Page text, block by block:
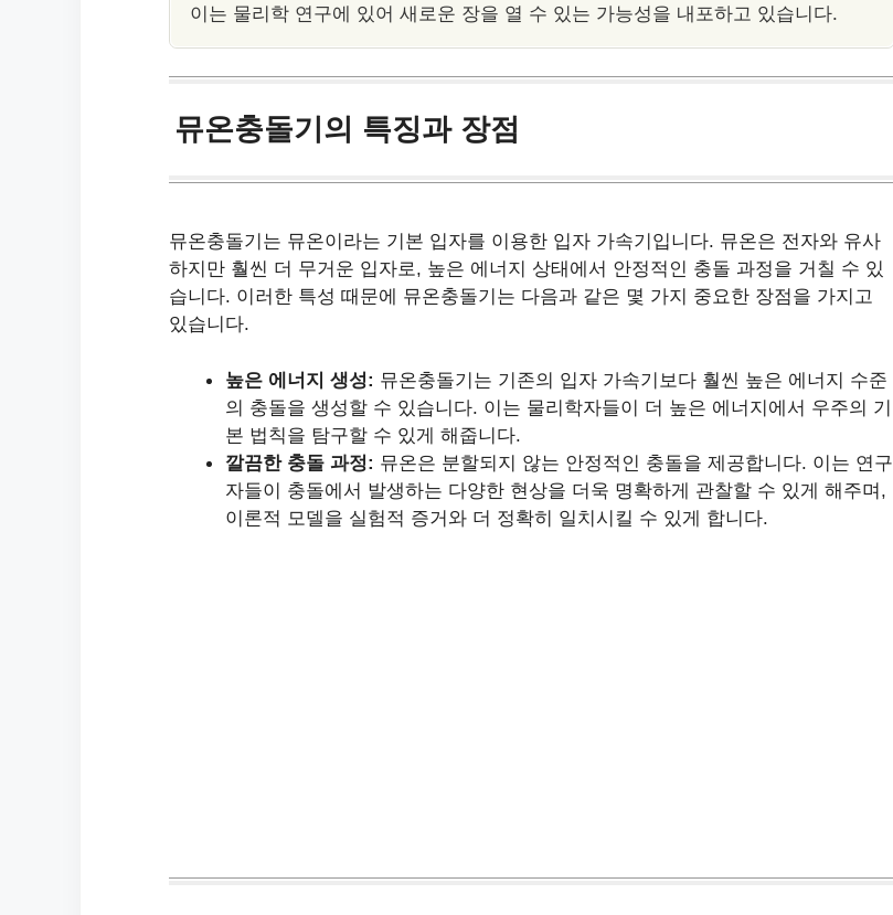
이는 물리학 연구에 있어 새로운 장을 열 수 있는 가능성을 내포하고 있습니다.
뮤온충돌기의 특징과 장점
뮤온충돌기는 뮤온이라는 기본 입자를 이용한 입자 가속기입니다. 뮤온은 전자와 유사
하지만 훨씬 더 무거운 입자로, 높은 에너지 상태에서 안정적인 충돌 과정을 거칠 수 있
습니다. 이러한 특성 때문에 뮤온충돌기는 다음과 같은 몇 가지 중요한 장점을 가지고
있습니다.
높은 에너지 생성: 뮤온충돌기는 기존의 입자 가속기보다 훨씬 높은 에너지 수준
의 충돌을 생성할 수 있습니다. 이는 물리학자들이 더 높은 에너지에서 우주의 기
본 법칙을 탐구할 수 있게 해줍니다.
깔끔한 충돌 과정: 뮤온은 분할되지 않는 안정적인 충돌을 제공합니다. 이는 연구
자들이 충돌에서 발생하는 다양한 현상을 더욱 명확하게 관찰할 수 있게 해주며,
이론적 모델을 실험적 증거와 더 정확히 일치시킬 수 있게 합니다.